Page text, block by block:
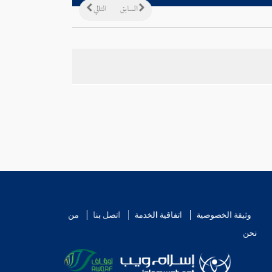
التالي السابق
وثيقة الخصوصية اتفاقية الخدمة اتصل بنا
من
نحن